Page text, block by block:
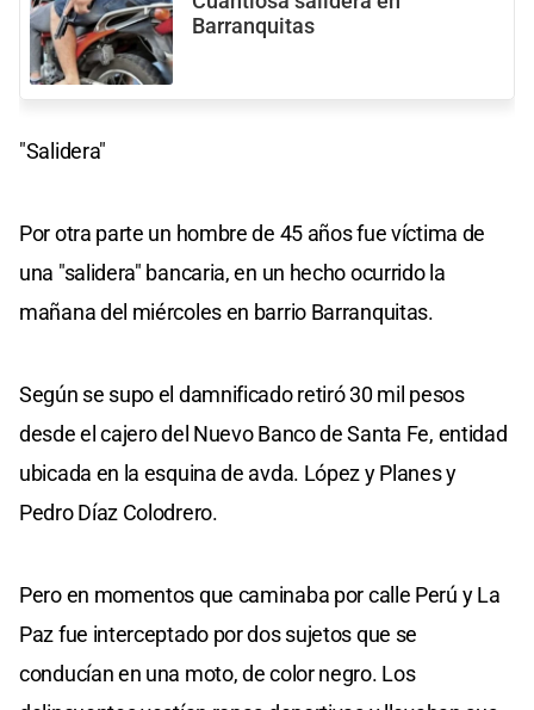
Barranquitas
"Salidera"
Por otra parte un hombre de 45 años fue víctima de
una "salidera" bancaria, en un hecho ocurrido la
mañana del miércoles en barrio Barranquitas.
Según se supo el damnificado retiró 30 mil pesos
desde el cajero del Nuevo Banco de Santa Fe, entidad
ubicada en la esquina de avda. López y Planes y
Pedro Díaz Colodrero.
Pero en momentos que caminaba por calle Perú y La
Paz fue interceptado por dos sujetos que se
conducían en una moto, de color negro. Los